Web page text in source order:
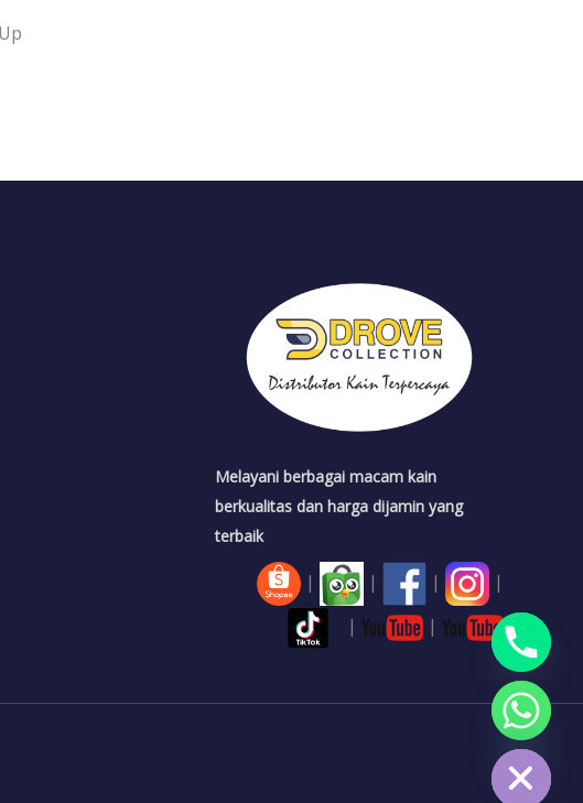
Melayani berbagai macam kain
berkualitas dan harga dijamin yang
terbaik
| | |
|
|
|
HIDE
CHATY